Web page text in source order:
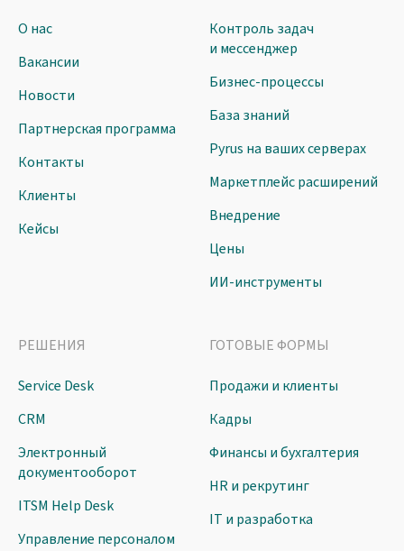
О нас
Вакансии
Новости
Партнерская программа
Контакты
Клиенты
Кейсы
Контроль задач
и мессенджер
Бизнес-процессы
База знаний
Pyrus на ваших серверах
Маркетплейс расширений
Внедрение
Цены
ИИ-инструменты
РЕШЕНИЯ
Service Desk
CRM
Электронный
документооборот
ITSM Help Desk
Управление персоналом
ГОТОВЫЕ ФОРМЫ
Продажи и клиенты
Кадры
Финансы и бухгалтерия
HR и рекрутинг
IT и разработка